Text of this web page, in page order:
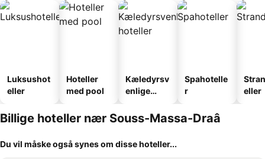
Luksushot
eller
Hoteller
med pool
Kæledyrsv
enlige
Spahotelle
r
eller
Billige hoteller nær Souss-Massa-Draâ
Du vil måske også synes om disse hoteller...